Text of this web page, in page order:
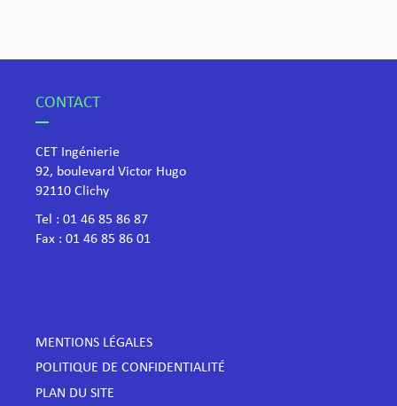
CONTACT
CET Ingénierie
92, boulevard Victor Hugo
​92110 Clichy
Tel : 01 46 85 86 87
Fax : 01 46 85 86 01
MENTIONS LÉGALES
POLITIQUE DE CONFIDENTIALITÉ
PLAN DU SITE